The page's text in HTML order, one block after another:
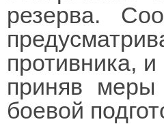
резерва.
противника,
приняв
боевой